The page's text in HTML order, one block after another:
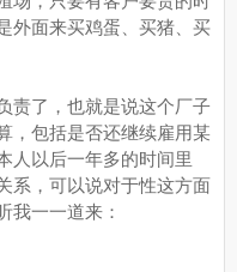
外面来买鸡蛋、买猪、买
了，也就是说这个厂子
，包括是否还继续雇用某
人以后一年多的时间里
系，可以说对于性这方面
我一一道来：